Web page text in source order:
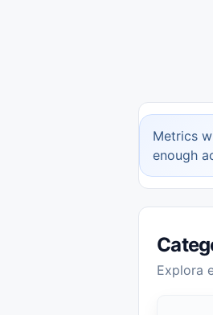
Metrics
enough
Explora